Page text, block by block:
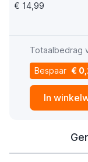
2022 zwart
€ 14,99
Totaalbedrag
Bespaar €
In